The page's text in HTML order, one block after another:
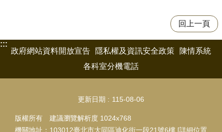
回上一頁
:::
政府網站資料開放宣告
隱私權及資訊安全政策
陳情系統
各科室分機電話
更新日期 115-08-06
版權所有 建議瀏覽解析度 1024x768
機關地址：103012臺北市大同區迪化街一段21號6樓 [詳細位置